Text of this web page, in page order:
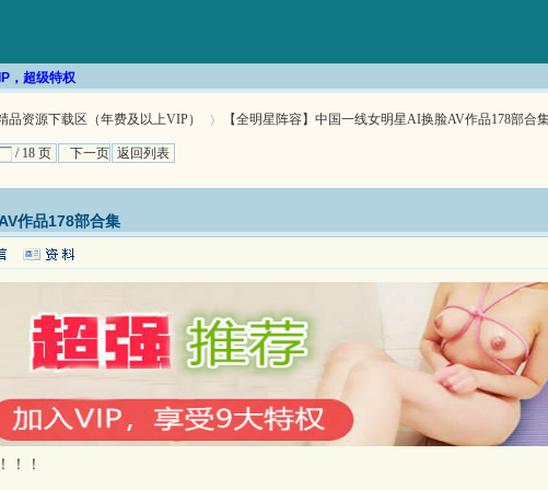
，超级特权
品资源下载区（年费及以上VIP） 【全明星阵容】中国一线女明星AI换脸AV作品178部合
/ 18 页 下一页 返回列表
作品178部合集
！！